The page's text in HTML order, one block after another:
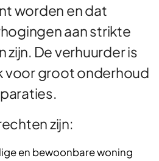
worden en dat
aan strikte
De verhuurder is
voor groot onderhoud
zijn:
en bewoonbare woning